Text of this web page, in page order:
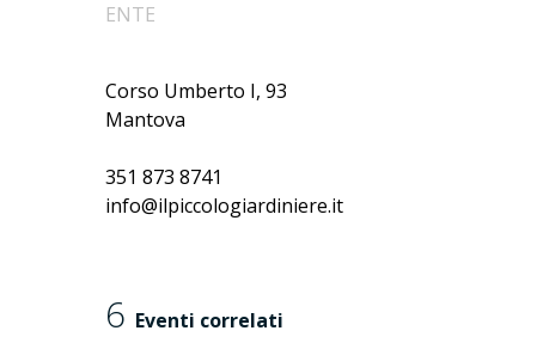
ENTE
Corso Umberto I, 93
Mantova
351 873 8741
info@ilpiccologiardiniere.it
6 Eventi correlati